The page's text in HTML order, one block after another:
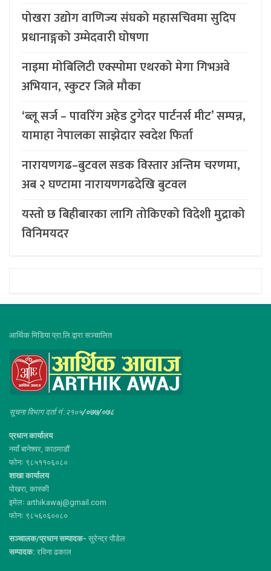
पोखरा उद्योग वाणिज्य संघको महासचिवमा सुदिप
प्रधानाङ्गको उम्मेदवारी घोषणा
नाइमा मोबिलिटी एक्स्पोमा एथरको मेगा गिभअवे
अभियान, स्कुटर जित्ने मौका
‘ब्लू सर्ज – पावरिंग अहेड टुगेदर पार्टनर्स मीट’ सम्पन्न,
यामाहा नेपालका साझेदार स्वदेश फिर्ता
नारायणगढ–बुटवल सडक विस्तार अन्तिम चरणमा,
अब २ घण्टामा नारायणगढदेखि बुटवल
यस्तो छ बिहीबारका लागि तोकिएको विदेशी मुद्राको
विनिमयदर
आर्थिक मिडिया प्रा.लि.द्वारा सञ्चालित
सूचना विभाग दर्ता नं :२१०५/०७७/०७८
प्रधान कार्यालय
नयाँ बानेश्वर, काठमाडौं
फोनः ९८५११०६०८०
शाखा कार्यालय
पोखरा, कास्की
इमेलः arthikawaj@gmail.com
फोनः ९८५६०६००८०
सञ्चालक/प्रधान सम्पादक- सुरेन्द्र पौडेल
सम्पादक: रविना ढकाल